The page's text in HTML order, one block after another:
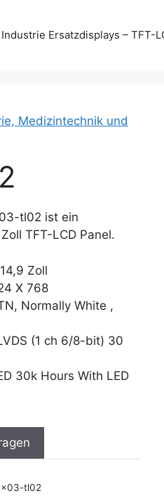
Industrie Ersatzdisplays – TFT-
Medizintechnik und
tl02 ist ein
TFT-LCD Panel.
Zoll
X 768
Normally White ,
(1 ch 6/8-bit) 30
30k Hours With LED
tl02